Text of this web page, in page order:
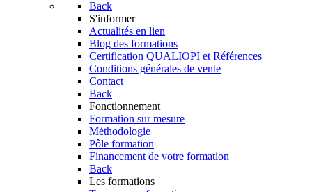
Back
S'informer
Actualités en lien
Blog des formations
Certification QUALIOPI et Références
Conditions générales de vente
Contact
Back
Fonctionnement
Formation sur mesure
Méthodologie
Pôle formation
Financement de votre formation
Back
Les formations